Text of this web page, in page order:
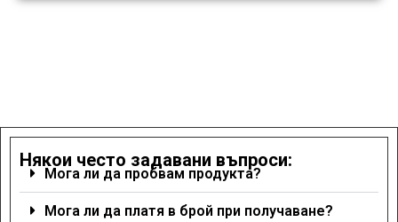
Някои често задавани въпроси:
Мога ли да пробвам продукта?
Мога ли да платя в брой при получаване?